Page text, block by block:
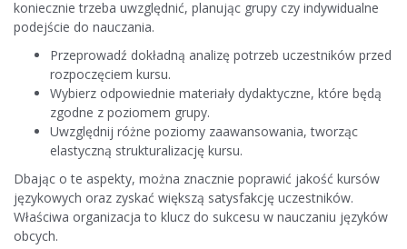
koniecznie trzeba uwzględnić, planując grupy czy indywidualne
podejście do nauczania.
Przeprowadź dokładną analizę potrzeb uczestników przed
rozpoczęciem kursu.
Wybierz odpowiednie materiały dydaktyczne, które będą
zgodne z poziomem grupy.
Uwzględnij różne poziomy zaawansowania, tworząc
elastyczną strukturalizację kursu.
Dbając o te aspekty, można znacznie poprawić jakość kursów
językowych oraz zyskać większą satysfakcję uczestników.
Właściwa organizacja to klucz do sukcesu w nauczaniu języków
obcych.